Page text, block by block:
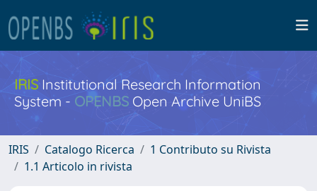
IRISInstitutional Research Information
System - OPENBS Open Archive UniBS
IRIS Catalogo Ricerca
1 Contributo su Rivista
1.1 Articolo in rivista